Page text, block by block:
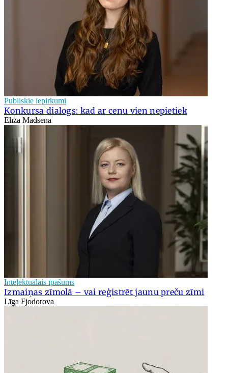
Publiskie iepirkumi
Konkursa dialogs: kad ar cenu vien nepietiek
Elīza Madsena
Intelektuālais īpašums
Izmaiņas zīmolā – vai reģistrēt jaunu preču zīmi
Līga Fjodorova